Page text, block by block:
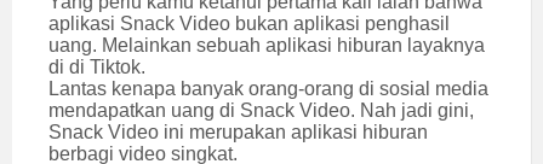
aplikasi Snack Video bukan aplikasi penghasil
uang. Melainkan sebuah aplikasi hiburan layaknya
di di Tiktok.
Lantas kenapa banyak orang-orang di sosial media
mendapatkan uang di Snack Video. Nah jadi gini,
Snack Video ini merupakan aplikasi hiburan
berbagi video singkat.